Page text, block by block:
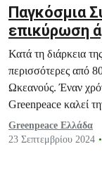
Παγκόσμια
επικύρωση
Κατά τη διάρκεια
περισσότερες από
Ωκεανούς. Έναν
Greenpeace καλεί
διαδικασίες
Greenpeace Ελλάδα
23 Σεπτεμβρίου 2024